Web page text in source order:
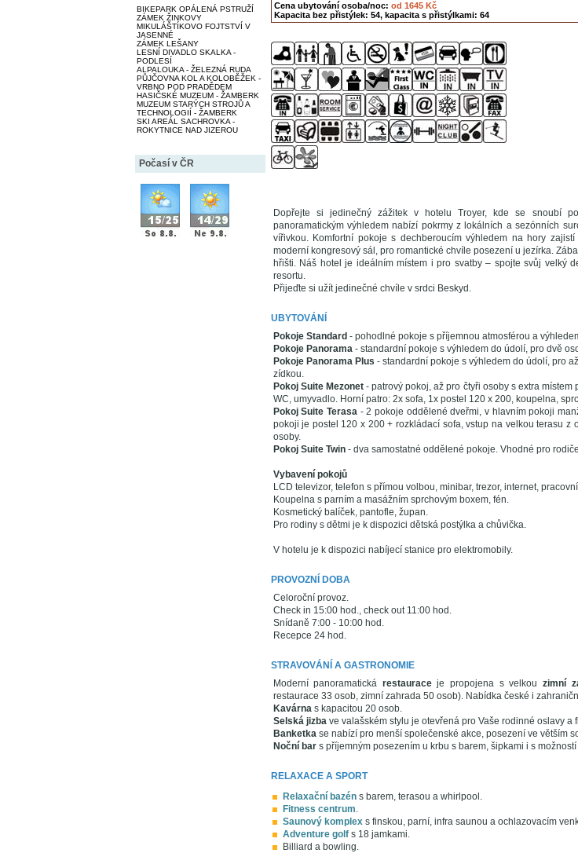
BIKEPARK OPÁLENÁ PSTRUŽÍ
ZÁMEK ŽINKOVY
MIKULÁŠTÍKOVO FOJTSTVÍ V
JASENNÉ
ZÁMEK LEŠANY
LESNÍ DIVADLO SKALKA -
PODLESÍ
ALPALOUKA - ŽELEZNÁ RUDA
PŮJČOVNA KOL A KOLOBĚŽEK -
VRBNO POD PRADĚDEM
HASIČSKÉ MUZEUM - ŽAMBERK
MUZEUM STARÝCH STROJŮ A
TECHNOLOGIÍ - ŽAMBERK
SKI AREÁL SACHROVKA -
ROKYTNICE NAD JIZEROU
Počasí v ČR
Cena ubytování osoba/noc: od 1645 Kč
Kapacita bez přistýlek: 54, kapacita s přistýlkami: 64
Dopřejte si jedinečný zážitek v hotelu Troyer, kde se snoubí
panoramatickým výhledem nabízí pokrmy z lokálních a sezónních
vířivkou. Komfortní pokoje s dechberoucím výhledem na hory
moderní kongresový sál, pro romantické chvíle posezení u jezírka.
hřišti. Náš hotel je ideálním místem i pro svatby – spojte svůj velký
resortu.
Přijeďte si užít jedinečné chvíle v srdci Beskyd.
UBYTOVÁNÍ
Pokoje Standard - pohodlné pokoje s příjemnou atmosférou a
Pokoje Panorama - standardní pokoje s výhledem do údolí, pro dvě
Pokoje Panorama Plus - standardní pokoje s výhledem do údolí, pro
zídkou.
Pokoj Suite Mezonet - patrový pokoj, až pro čtyři osoby s extra
WC, umyvadlo. Horní patro: 2x sofa, 1x postel 120 x 200, koupelna,
Pokoj Suite Terasa- 2 pokoje oddělené dveřmi, v hlavním pokoji
pokoji je postel 120 x 200 + rozkládací sofa, vstup na velkou terasu z
osoby.
Pokoj Suite Twin - dva samostatné oddělené pokoje. Vhodné pro
Vybavení pokojů
LCD televizor, telefon s přímou volbou, minibar, trezor, internet,
Koupelna s parním a masážním sprchovým boxem, fén.
Kosmetický balíček, pantofle, župan.
Pro rodiny s dětmi je k dispozici dětská postýlka a chůvička.
V hotelu je k dispozici nabíjecí stanice pro elektromobily.
PROVOZNÍ DOBA
Celoroční provoz.
Check in 15:00 hod., check out 11:00 hod.
Snídaně 7:00 - 10:00 hod.
Recepce 24 hod.
STRAVOVÁNÍ A GASTRONOMIE
Moderní panoramatická restauraceje propojena s velkouzimní
restaurace 33 osob, zimní zahrada 50 osob). Nabídka české i
Kavárnas kapacitou 20 osob.
Selská jizbave valašském stylu je otevřená pro Vaše rodinné oslavy a
Banketkase nabízí pro menší společenské akce, posezení ve větším
Noční bars příjemným posezením u krbu s barem, šipkami i s možností
RELAXACE A SPORT
Relaxační bazéns barem, terasou a whirlpool.
Fitness centrum.
Saunový komplexs finskou, parní, infra saunou a ochlazovacím
Adventure golfs 18 jamkami.
Billiard a bowling.